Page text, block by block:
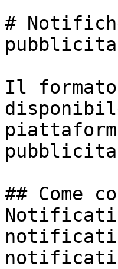
#
Il
## Come